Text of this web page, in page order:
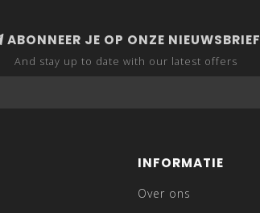
ABONNEER JE OP ONZE NIEUWSBRIEF
And stay up to date with our latest offers
INFORMATIE
Over ons